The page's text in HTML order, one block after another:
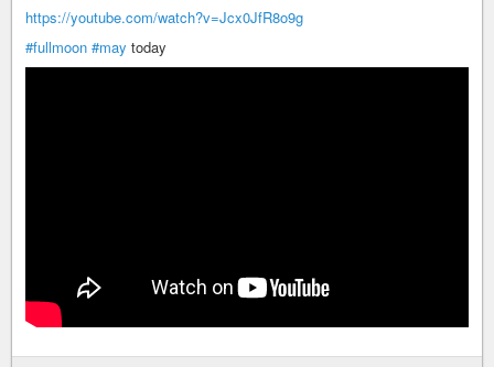
https://youtube.com/watch?v=Jcx0JfR8o9g
#fullmoon #may today